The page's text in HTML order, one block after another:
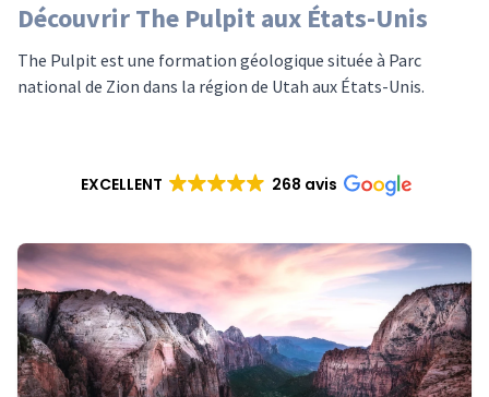
Découvrir The Pulpit aux États-Unis
The Pulpit est une formation géologique située à Parc
national de Zion dans la région de Utah aux États-Unis.
EXCELLENT 268 avis